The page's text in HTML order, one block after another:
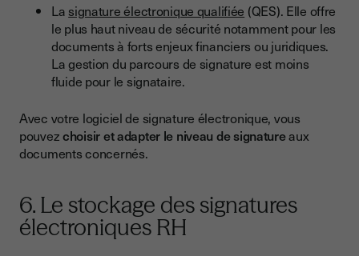
La signature électronique qualifiée (QES). Elle offre
le plus haut niveau de sécurité notamment pour les
documents à forts enjeux financiers ou juridiques.
La gestion du parcours de signature est moins
fluide pour le signataire.
Avec votre logiciel de signature électronique, vous
pouvezchoisir et adapter le niveau de signatureaux
documents concernés.
6. Le stockage des signatures
électroniques RH